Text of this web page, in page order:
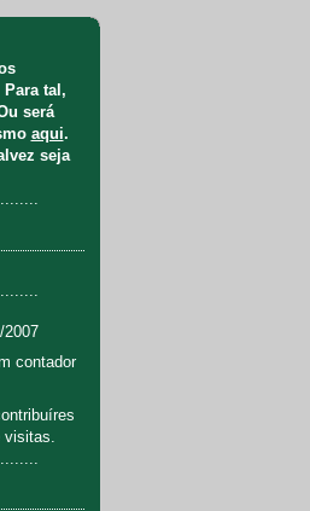
Para tal,
será
aqui.
seja
2007
contador